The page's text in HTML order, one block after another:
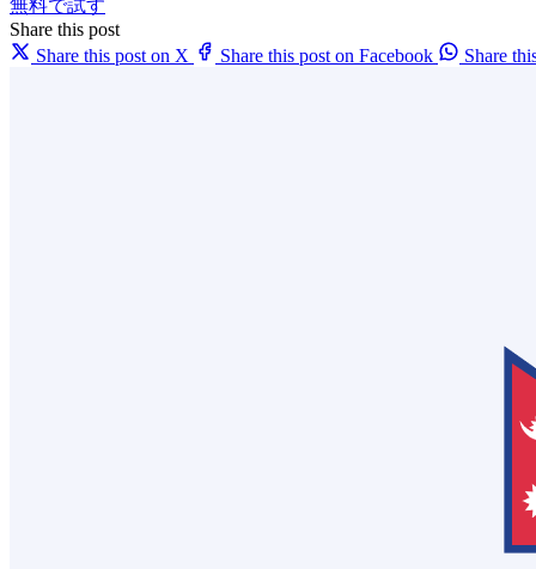
無料で試す
Share this post
Share this post on X
Share this post on Facebook Share